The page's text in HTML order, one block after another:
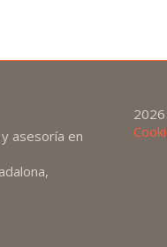
asesoría en